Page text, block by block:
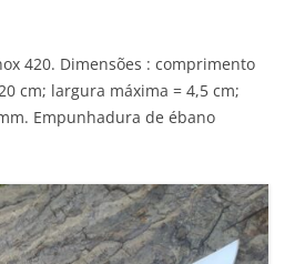
420. Dimensões : comprimento
cm; largura máxima = 4,5 cm;
Empunhadura de ébano